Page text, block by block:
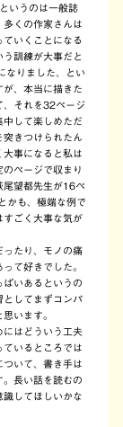
いうのは一般誌
多くの作家さんは
いくことになる
訓練が大事だと
なりました、とい
が、本当に描きた
、それを32ページ
中して楽しめただ
突きつけられたん
大事になると私は
ページで収まり
尾望都先生が16ペ
かも、極端な例で
すごく大事な気が
ったり、モノの痛
て好きでした。
いあるというの
としてまずコンパ
います。
にはどういう工夫
ているところでは
ついて、書き手は
。長い話を読むの
識してほしいかな